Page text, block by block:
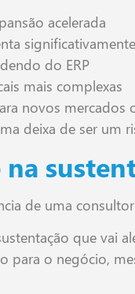
acelerada
significativamente
do ERP
mais complexas
novos mercados
deixa de ser
de uma
que vai
para o negócio,